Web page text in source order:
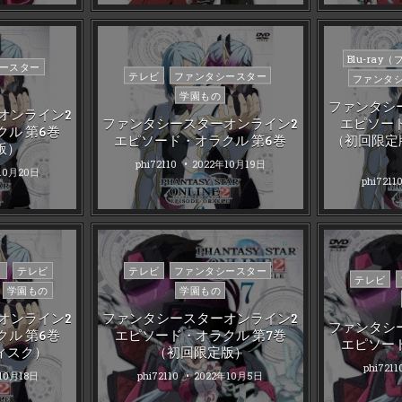
スター
ンライン2
ル 第6巻
）
月20日
Posted
テレビ
ファンタシースター
学園もの
ファンタシースターオンライン2
エピソード・オラクル 第6巻
phi72110 2022年10月19日
Posted
in
Blu-ray（
ファンタ
ファンタシ
エピソー
（初回限
phi72110
テレビ
学園もの
ンライン2
ル 第6巻
スク）
月18日
Posted
in
テレビ
ファンタシースター
学園もの
ファンタシースターオンライン2
エピソード・オラクル 第7巻
（初回限定版）
phi72110 2022年10月5日
Posted
in
テレビ
ファンタシ
エピソー